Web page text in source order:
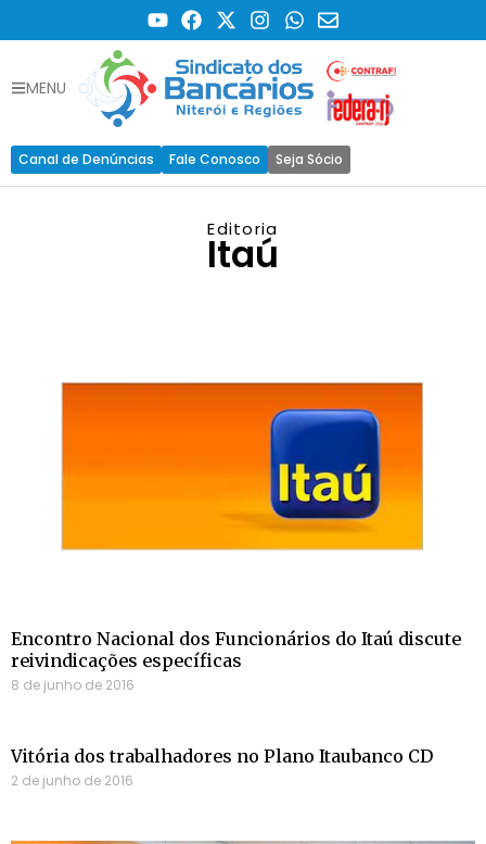
MENU
Canal de Denúncias Fale Conosco Seja Sócio
Editoria
Itaú
Encontro Nacional dos Funcionários do Itaú discute
reivindicações específicas
8 de junho de 2016
Vitória dos trabalhadores no Plano Itaubanco CD
2 de junho de 2016